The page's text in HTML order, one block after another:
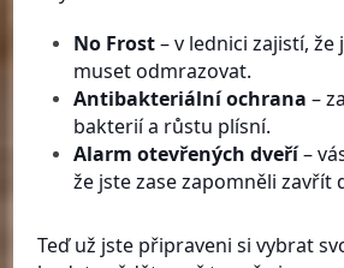
No Frost–v lednici zajistí,
muset odmrazovat.
Antibakteriální ochrana–
bakterií a růstu plísní.
Alarm otevřených dveří–
že jste zase zapomněli zavřít
Teď už jste připraveni si vybrat